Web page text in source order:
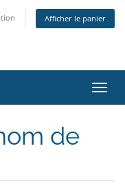
Afficher le panier
la
de